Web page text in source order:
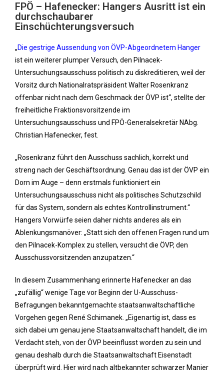
FPÖ – Hafenecker: Hangers Ausritt ist ein
durchschaubarer
Einschüchterungsversuch
„Die gestrige Aussendung von ÖVP-Abgeordnetem Hanger
ist ein weiterer plumper Versuch, den Pilnacek-
Untersuchungsausschuss politisch zu diskreditieren, weil der
Vorsitz durch Nationalratspräsident Walter Rosenkranz
offenbar nicht nach dem Geschmack der ÖVP ist“, stellte der
freiheitliche Fraktionsvorsitzende im
Untersuchungsausschuss und FPÖ-Generalsekretär NAbg.
Christian Hafenecker, fest.
„Rosenkranz führt den Ausschuss sachlich, korrekt und
streng nach der Geschäftsordnung. Genau das ist der ÖVP ein
Dorn im Auge – denn erstmals funktioniert ein
Untersuchungsausschuss nicht als politisches Schutzschild
für das System, sondern als echtes Kontrollinstrument.“
Hangers Vorwürfe seien daher nichts anderes als ein
Ablenkungsmanöver: „Statt sich den offenen Fragen rund um
den Pilnacek-Komplex zu stellen, versucht die ÖVP, den
Ausschussvorsitzenden anzupatzen.“
In diesem Zusammenhang erinnerte Hafenecker an das
„zufällig“ wenige Tage vor Beginn der U-Ausschuss-
Befragungen bekanntgemachte staatsanwaltschaftliche
Vorgehen gegen René Schimanek. „Eigenartig ist, dass es
sich dabei um genau jene Staatsanwaltschaft handelt, die im
Verdacht steh, von der ÖVP beeinflusst worden zu sein und
genau deshalb durch die Staatsanwaltschaft Eisenstadt
überprüft wird. Hier wird nach altbekannter schwarzer Manier